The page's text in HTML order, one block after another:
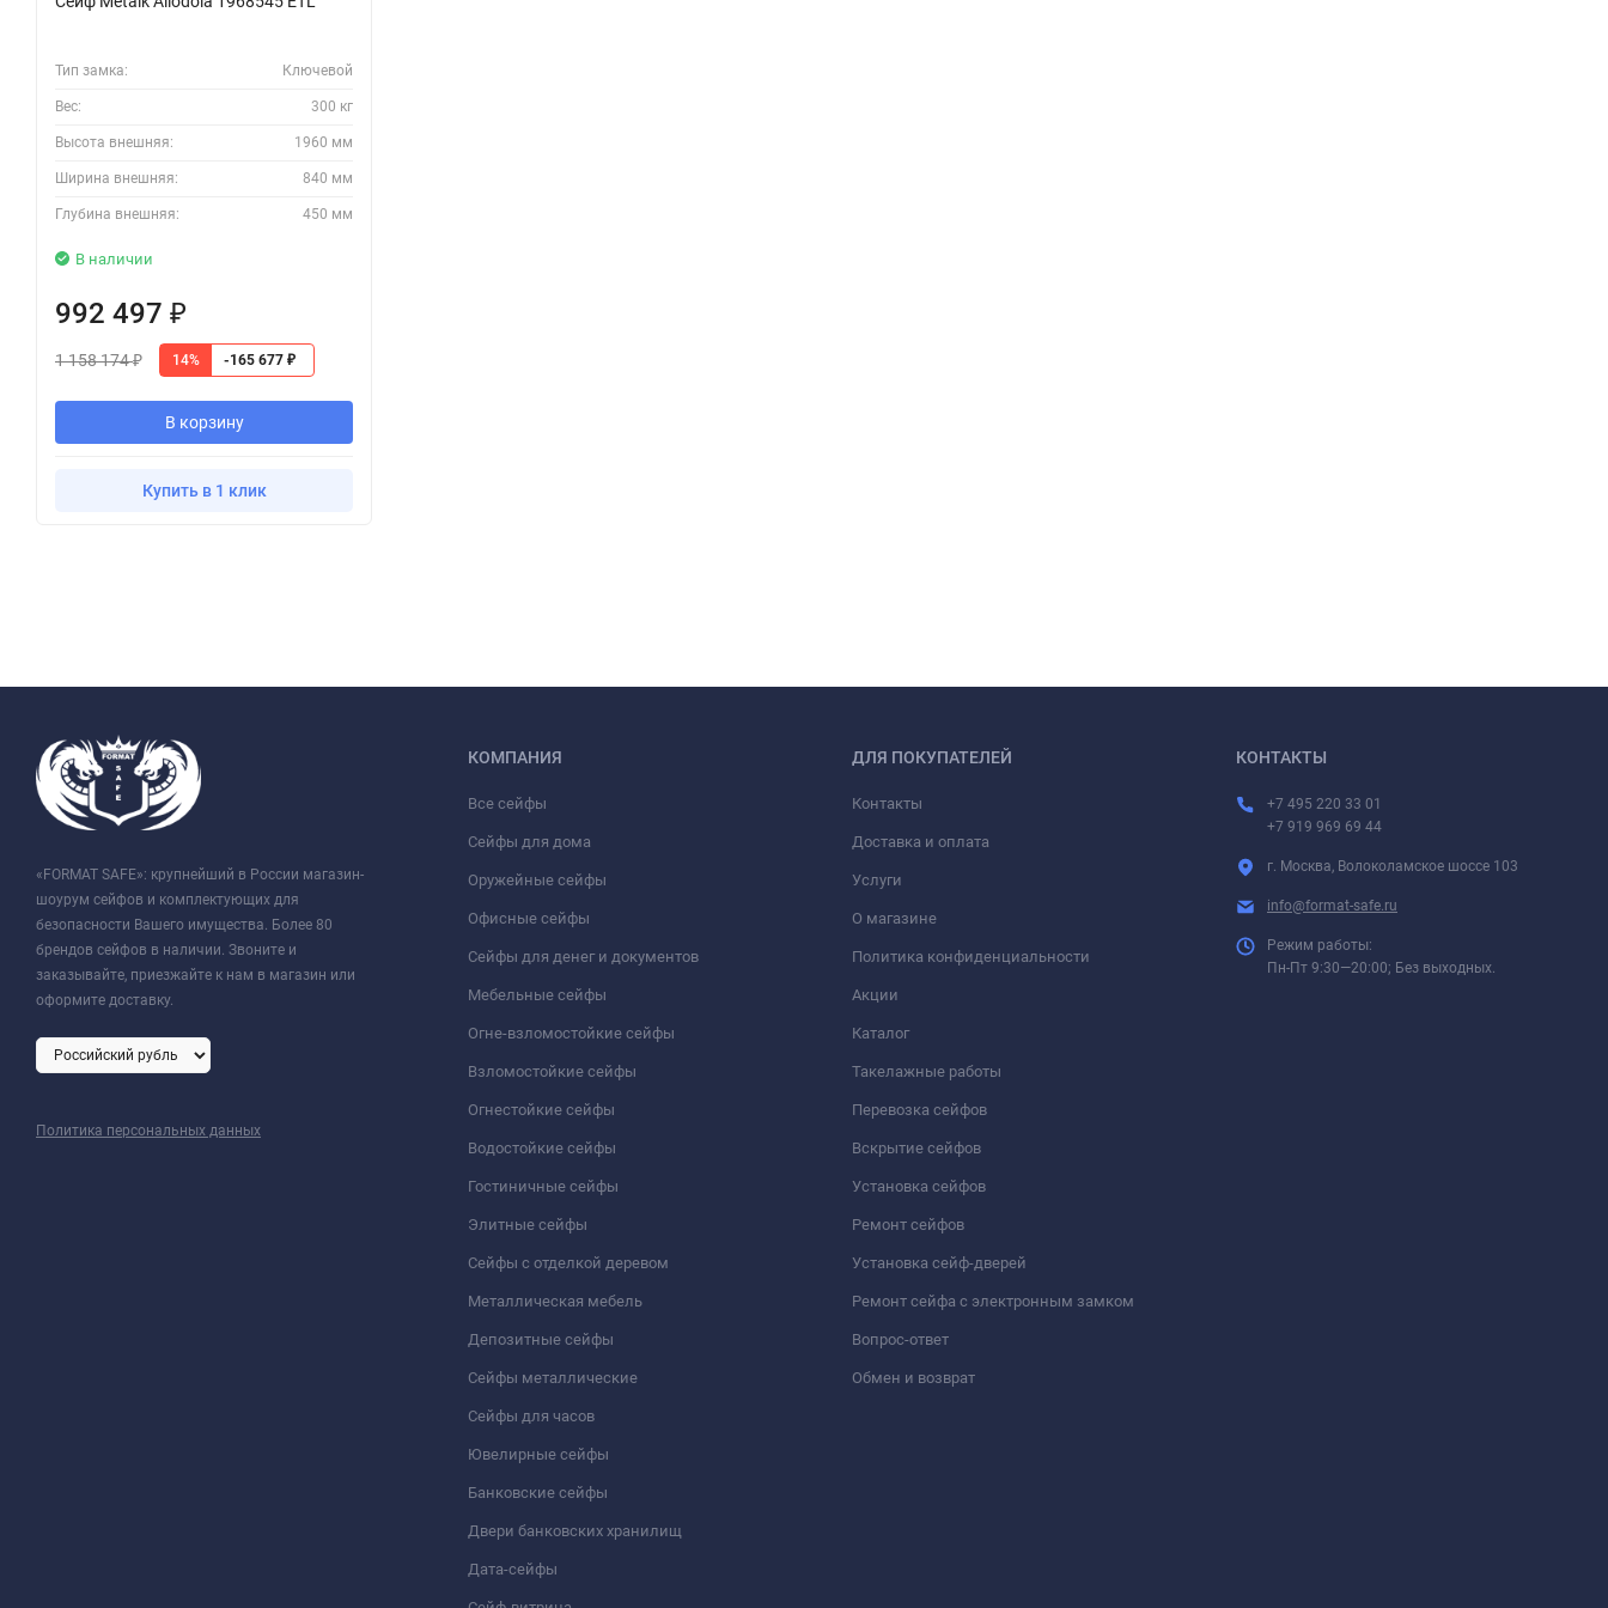
Тип замка: Ключевой
Вес: 300 кг
Высота внешняя: 1960 мм
Ширина внешняя: 840 мм
Глубина внешняя: 450 мм
В наличии
992 497 ₽
1 158 174₽ 14% -165 677 ₽
В корзину
Купить в 1 клик
«FORMAT SAFE»: крупнейший в России магазин-
шоурум сейфов и комплектующих для
безопасности Вашего имущества. Более 80
брендов сейфов в наличии. Звоните и
заказывайте, приезжайте к нам в магазин или
оформите доставку.
Политика персональных данных
КОМПАНИЯ
Все сейфы
Сейфы для дома
Оружейные сейфы
Офисные сейфы
Сейфы для денег и документов
Мебельные сейфы
Огне-взломостойкие сейфы
Взломостойкие сейфы
Огнестойкие сейфы
Водостойкие сейфы
Гостиничные сейфы
Элитные сейфы
Сейфы с отделкой деревом
Металлическая мебель
Депозитные сейфы
Сейфы металлические
Сейфы для часов
Ювелирные сейфы
Банковские сейфы
Двери банковских хранилищ
Дата-сейфы
ДЛЯ ПОКУПАТЕЛЕЙ
Контакты
Доставка и оплата
Услуги
О магазине
Политика конфиденциальности
Акции
Каталог
Такелажные работы
Перевозка сейфов
Вскрытие сейфов
Установка сейфов
Ремонт сейфов
Установка сейф-дверей
Ремонт сейфа с электронным замком
Вопрос-ответ
Обмен и возврат
КОНТАКТЫ
+7 495 220 33 01
+7 919 969 69 44
г. Москва, Волоколамское шоссе 103
info@format-safe.ru
Режим работы:
Пн-Пт 9:30—20:00; Без выходных.